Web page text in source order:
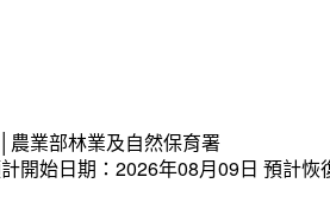
農業部林業及自然保育署
開始日期：2026年08月09日 預計